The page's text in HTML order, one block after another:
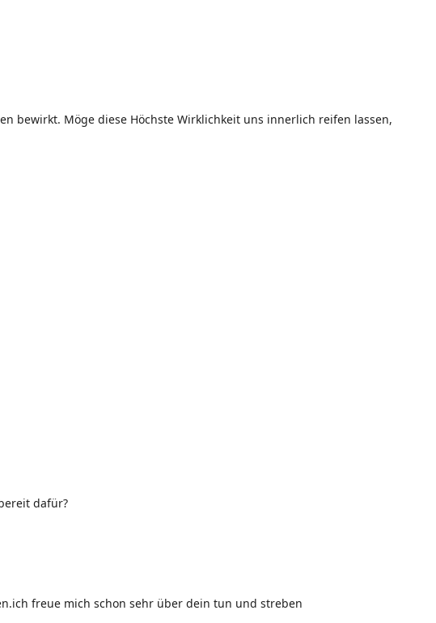
bewirkt. Möge diese Höchste Wirklichkeit uns innerlich reifen lassen,
dafür?
freue mich schon sehr über dein tun und streben